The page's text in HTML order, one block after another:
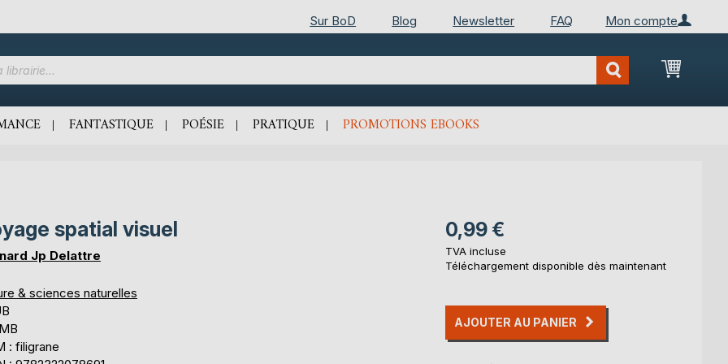
Mon compte
Sur BoD Blog Newsletter FAQ
Mon
FANTASTIQUE POÉSIE PRATIQUE PROMOTIONS EBOOKS
spatial visuel
Jp Delattre
& sciences naturelles
: filigrane
0,99 €
TVA incluse
Téléchargement disponible dès maintenant
AJOUTER AU PANIER